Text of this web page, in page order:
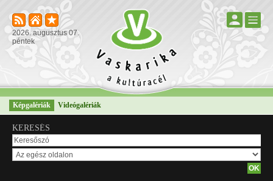
2026. augusztus 07.
péntek
Képgalériák Videógalériák
KERESÉS